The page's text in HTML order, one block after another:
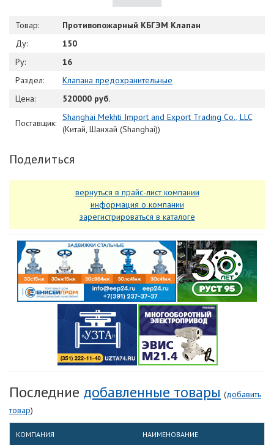
Товар:
Противопожарный КБГЭМ Клапан
Ду:
150
Ру:
16
Раздел:
Клапана предохранительные
Цена:
520000 руб.
Поставщик:
Shanghai Mekhti Import and Export Trading Co., LLC
(Китай, Шанхай (Shanghai))
Поделиться
вернуться в прайс-лист компании
информация о компании
зарегистрироваться в каталоге
Последние добавленные товары (добавить
товар)
КОМПАНИЯ НАИМЕНОВАНИЕ